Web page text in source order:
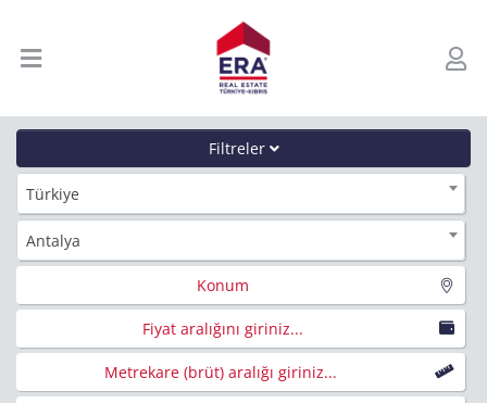
Filtreler
Türkiye
Antalya
Konum
Fiyat aralığını giriniz...
Metrekare (brüt) aralığı giriniz...